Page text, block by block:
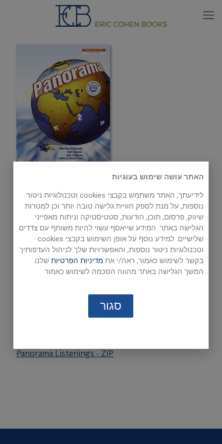
Unit 1 -page 33
Unit 2 -page 47
Unit 3 -page 89
Panorama Listenings - ZIP
סגור
האתר עושה שימוש בעוגיות
לידיעתך, האתר משתמש בקבצי cookies וטכנולוגיות ניטור
נוספות, על מנת לספק חוויית גלישה טובה יותר וכן למטרות
שיווק, פרסום, תוכן, הודעות, סטטיסטיקה וניתוח מאפייני
הגלישה באתר. המידע שייאסף עשוי להיות משותף עם צדדים
שלישיים. למידע נוסף על אופן השימוש בקבצי cookies
וטכנולוגיות ניטור נוספות, והאפשרויות שלך לניהול העדפותיך
בקשר לשימוש כאמור, ראה/י את מדיניות הפרטיותשלנו.
המשך הגלישה באתר מהווה הסכמה לשימוש כאמור